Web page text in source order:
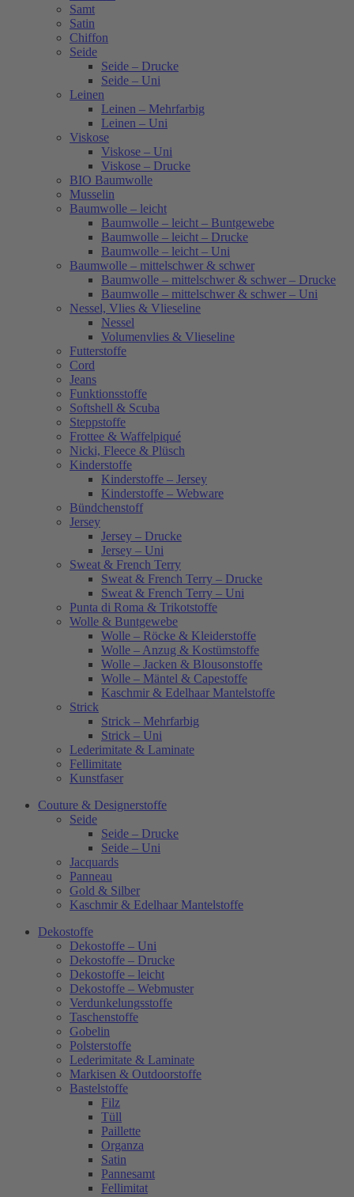
Samt
Satin
Chiffon
Seide
Seide – Drucke
Seide – Uni
Leinen
Leinen – Mehrfarbig
Leinen – Uni
Viskose
Viskose – Uni
Viskose – Drucke
BIO Baumwolle
Musselin
Baumwolle – leicht
Baumwolle – leicht – Buntgewebe
Baumwolle – leicht – Drucke
Baumwolle – leicht – Uni
Baumwolle – mittelschwer & schwer
Baumwolle – mittelschwer & schwer – Drucke
Baumwolle – mittelschwer & schwer – Uni
Nessel, Vlies & Vlieseline
Nessel
Volumenvlies & Vlieseline
Futterstoffe
Cord
Jeans
Funktionsstoffe
Softshell & Scuba
Steppstoffe
Frottee & Waffelpiqué
Nicki, Fleece & Plüsch
Kinderstoffe
Kinderstoffe – Jersey
Kinderstoffe – Webware
Bündchenstoff
Jersey
Jersey – Drucke
Jersey – Uni
Sweat & French Terry
Sweat & French Terry – Drucke
Sweat & French Terry – Uni
Punta di Roma & Trikotstoffe
Wolle & Buntgewebe
Wolle – Röcke & Kleiderstoffe
Wolle – Anzug & Kostümstoffe
Wolle – Jacken & Blousonstoffe
Wolle – Mäntel & Capestoffe
Kaschmir & Edelhaar Mantelstoffe
Strick
Strick – Mehrfarbig
Strick – Uni
Lederimitate & Laminate
Fellimitate
Kunstfaser
Couture & Designerstoffe
Seide
Seide – Drucke
Seide – Uni
Jacquards
Panneau
Gold & Silber
Kaschmir & Edelhaar Mantelstoffe
Dekostoffe
Dekostoffe – Uni
Dekostoffe – Drucke
Dekostoffe – leicht
Dekostoffe – Webmuster
Verdunkelungsstoffe
Taschenstoffe
Gobelin
Polsterstoffe
Lederimitate & Laminate
Markisen & Outdoorstoffe
Bastelstoffe
Filz
Tüll
Paillette
Organza
Satin
Pannesamt
Fellimitat